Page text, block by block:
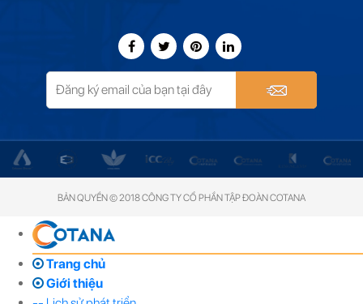
BẢN QUYỀN © 2018 CÔNG TY CỔ PHẦN TẬP ĐOÀN COTANA
Trang chủ
Giới thiệu